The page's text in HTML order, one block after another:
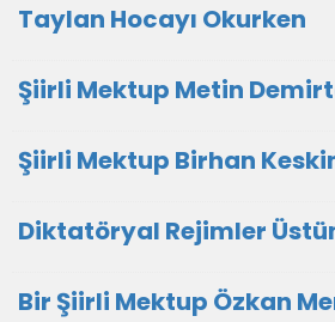
Taylan Hocayı Okurken
Şiirli Mektup Metin
Şiirli Mektup Birhan
Diktatöryal Rejimler
Bir Şiirli Mektup Özkan